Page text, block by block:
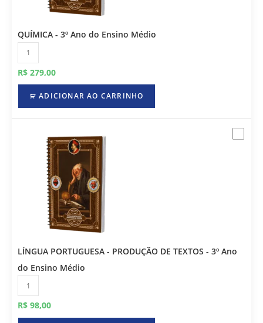
QUÍMICA - 3º Ano do Ensino Médio
R$ 279,00
ADICIONAR AO CARRINHO
LÍNGUA PORTUGUESA - PRODUÇÃO DE TEXTOS - 3º Ano
do Ensino Médio
R$ 98,00